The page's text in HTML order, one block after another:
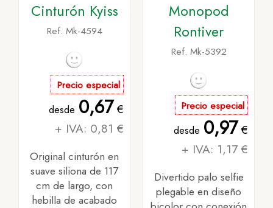
Cinturón Kyiss
Ref. Mk-4594
Precio especial
desde 0,67 €
+ IVA: 0,81 €
Original cinturón en
suave siliona de 117
cm de largo, con
hebilla de acabado
Monopod
Rontiver
Ref. Mk-5392
Precio especial
desde 0,97 €
+ IVA: 1,17 €
Divertido palo selfie
plegable en diseño